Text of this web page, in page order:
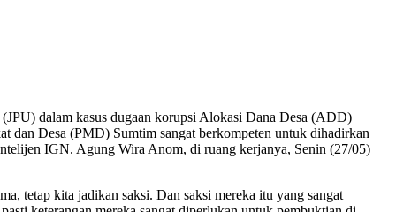
dalam kasus dugaan korupsi Alokasi Dana Desa (ADD)
dan Desa (PMD) Sumtim sangat berkompeten untuk dihadirkan
IGN. Agung Wira Anom, di ruang kerjanya, Senin (27/05)
tetap kita jadikan saksi. Dan saksi mereka itu yang sangat